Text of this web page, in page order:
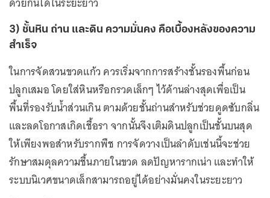
3) ชั้นหิน ถ่าน และดิน ความมั่นคง คือเบื้องหลังของความ
สำเร็จ
ในการจัดสวนขวดแก้ว ควรเริ่มจากการสร้างชั้นรองพื้นก่อน
ปลูกเสมอ โดยใส่หินหรือกรวดเล็กๆ ไว้ด้านล่างสุดเพื่อเป็น
พื้นที่รองรับน้ำส่วนเกิน ตามด้วยชั้นถ่านสำหรับช่วยดูดซับกลิ่น
และลดโอกาสเกิดเชื้อรา จากนั้นจึงเติมดินปลูกเป็นชั้นบนสุด
ให้เพียงพอสำหรับรากพืช การจัดวางเป็นลำดับเช่นนี้จะช่วย
รักษาสมดุลความชื้นภายในขวด ลดปัญหารากเน่า และทำให้
ระบบนิเวศขนาดเล็กสามารถอยู่ได้อย่างมั่นคงในระยะยาว